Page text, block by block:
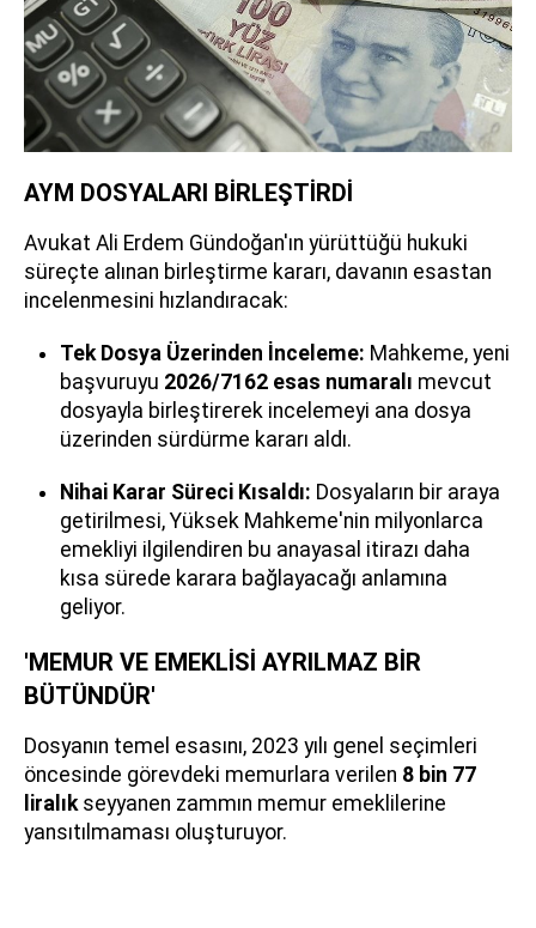
AYM DOSYALARI BİRLEŞTİRDİ
Avukat Ali Erdem Gündoğan'ın yürüttüğü hukuki
süreçte alınan birleştirme kararı, davanın esastan
incelenmesini hızlandıracak:
Tek Dosya Üzerinden İnceleme: Mahkeme, yeni
başvuruyu 2026/7162 esas numaralı mevcut
dosyayla birleştirerek incelemeyi ana dosya
üzerinden sürdürme kararı aldı.
Nihai Karar Süreci Kısaldı: Dosyaların bir araya
getirilmesi, Yüksek Mahkeme'nin milyonlarca
emekliyi ilgilendiren bu anayasal itirazı daha
kısa sürede karara bağlayacağı anlamına
geliyor.
'MEMUR VE EMEKLİSİ AYRILMAZ BİR
BÜTÜNDÜR'
Dosyanın temel esasını, 2023 yılı genel seçimleri
öncesinde görevdeki memurlara verilen 8 bin 77
liralıkseyyanen zammın memur emeklilerine
yansıtılmaması oluşturuyor.